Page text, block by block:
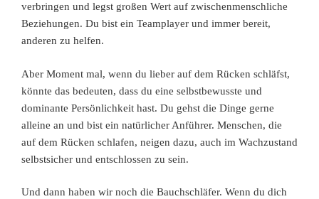
verbringen und legst großen Wert auf zwischenmenschliche
Beziehungen. Du bist ein Teamplayer und immer bereit,
anderen zu helfen.
Aber Moment mal, wenn du lieber auf dem Rücken schläfst,
könnte das bedeuten, dass du eine selbstbewusste und
dominante Persönlichkeit hast. Du gehst die Dinge gerne
alleine an und bist ein natürlicher Anführer. Menschen, die
auf dem Rücken schlafen, neigen dazu, auch im Wachzustand
selbstsicher und entschlossen zu sein.
Und dann haben wir noch die Bauchschläfer. Wenn du dich